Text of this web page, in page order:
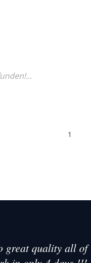
1
great quality all of